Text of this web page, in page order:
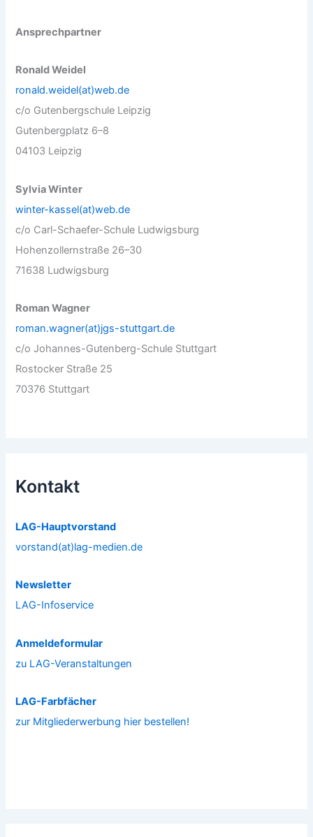
Ansprechpartner
Ronald Weidel
ronald.weidel(at)web.de
c/o Gutenbergschule Leipzig
Gutenbergplatz 6–8
04103 Leipzig
Sylvia Winter
winter-kassel(at)web.de
c/o Carl-Schaefer-Schule Ludwigsburg
Hohenzollernstraße 26–30
71638 Ludwigsburg
Roman Wagner
roman.wagner(at)jgs-stuttgart.de
c/o Johannes-Gutenberg-Schule Stuttgart
Rostocker Straße 25
70376 Stuttgart
Kontakt
LAG-Hauptvorstand
vorstand(at)lag-medien.de
Newsletter
LAG-Infoservice
Anmeldeformular
zu LAG-Veranstaltungen
LAG-Farbfächer
zur Mitgliederwerbung hier bestellen!